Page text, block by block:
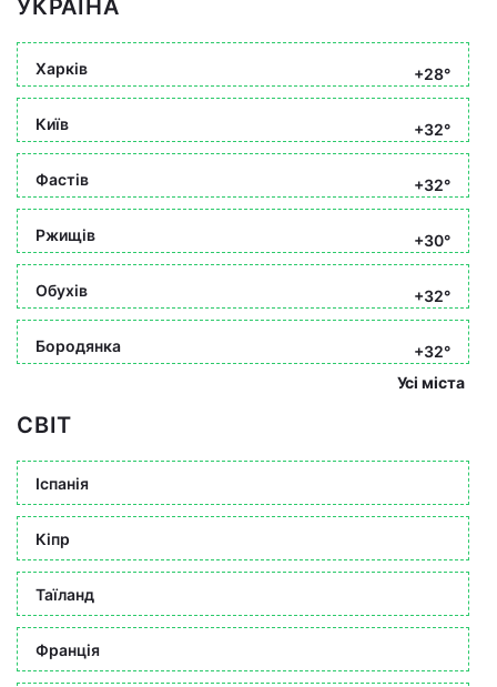
УКРАЇНА
Харків +28°
Київ +32°
Фастів +32°
Ржищів +30°
Обухів +32°
Бородянка
+32°
Усі міста
СВІТ
Іспанія
Кіпр
Таїланд
Франція